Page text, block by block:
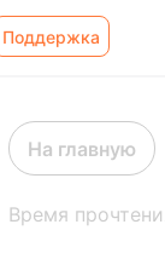
Поддержка
На главную
Время